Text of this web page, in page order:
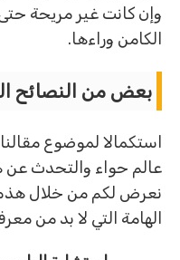
وإن كانت غير مريحة
الكامن وراءها.
بعض من النصائح
استكمالا لموضوع
عالم حواء والتحدث
نعرض لكم من خلال
الهامة التي لا بد من